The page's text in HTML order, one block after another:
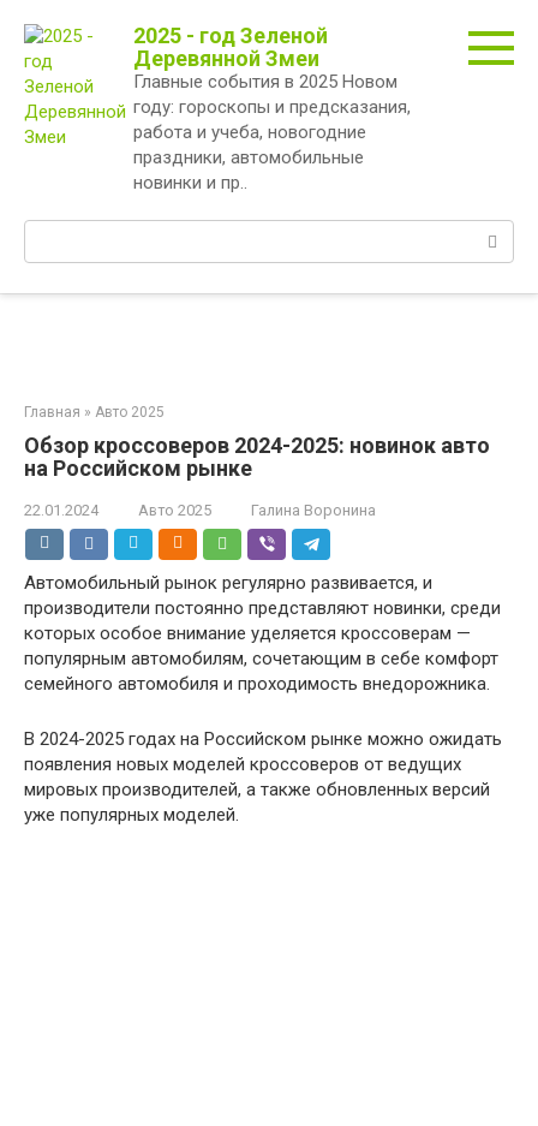
контенту
2025 - год Зеленой
Деревянной Змеи
Главные события в 2025 Новом
году: гороскопы и предсказания,
работа и учеба, новогодние
праздники, автомобильные
новинки и пр..
Поиск:
Главная » Авто 2025
Обзор кроссоверов 2024-2025: новинок авто
на Российском рынке
22.01.2024 Авто 2025 Галина Воронина
Автомобильный рынок регулярно развивается, и
производители постоянно представляют новинки, среди
которых особое внимание уделяется кроссоверам —
популярным автомобилям, сочетающим в себе комфорт
семейного автомобиля и проходимость внедорожника.
В 2024-2025 годах на Российском рынке можно ожидать
появления новых моделей кроссоверов от ведущих
мировых производителей, а также обновленных версий
уже популярных моделей.